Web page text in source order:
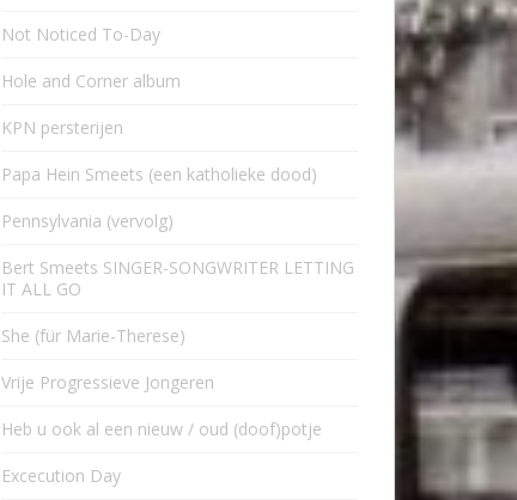
Not Noticed To-Day
Hole and Corner album
KPN persterijen
Papa Hein Smeets (een katholieke dood)
Pennsylvania (vervolg)
Bert Smeets SINGER-SONGWRITER LETTING
IT ALL GO
She (für Marie-Therese)
Vrije Progressieve Jongeren
Heb u ook al een nieuw / oud (doof)potje
Excecution Day